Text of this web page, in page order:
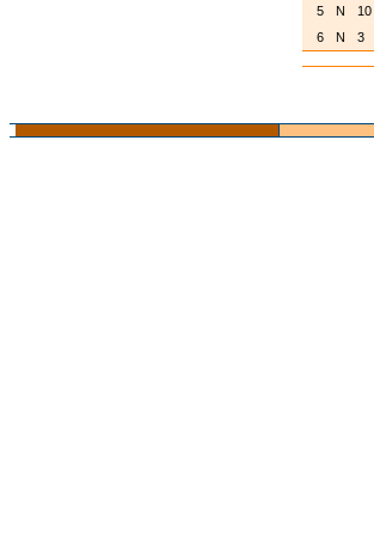
5
N 10
6
N 3